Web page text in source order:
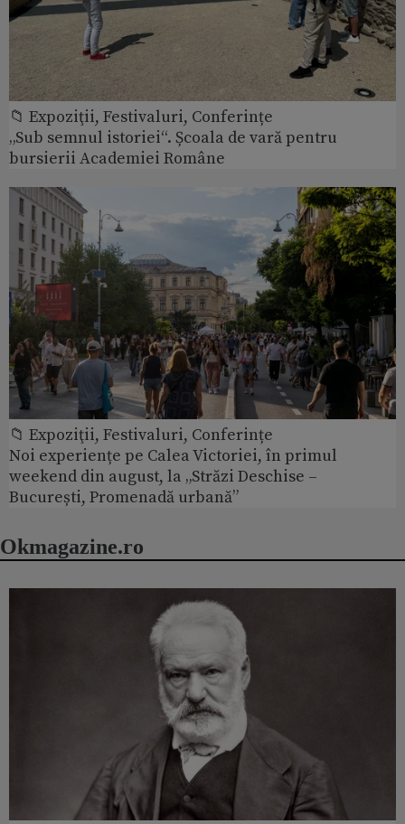
📁 Expoziţii, Festivaluri, Conferințe
„Sub semnul istoriei“. Școala de vară pentru
bursierii Academiei Române
📁 Expoziţii, Festivaluri, Conferințe
Noi experiențe pe Calea Victoriei, în primul
weekend din august, la „Străzi Deschise –
București, Promenadă urbană”
Okmagazine.ro